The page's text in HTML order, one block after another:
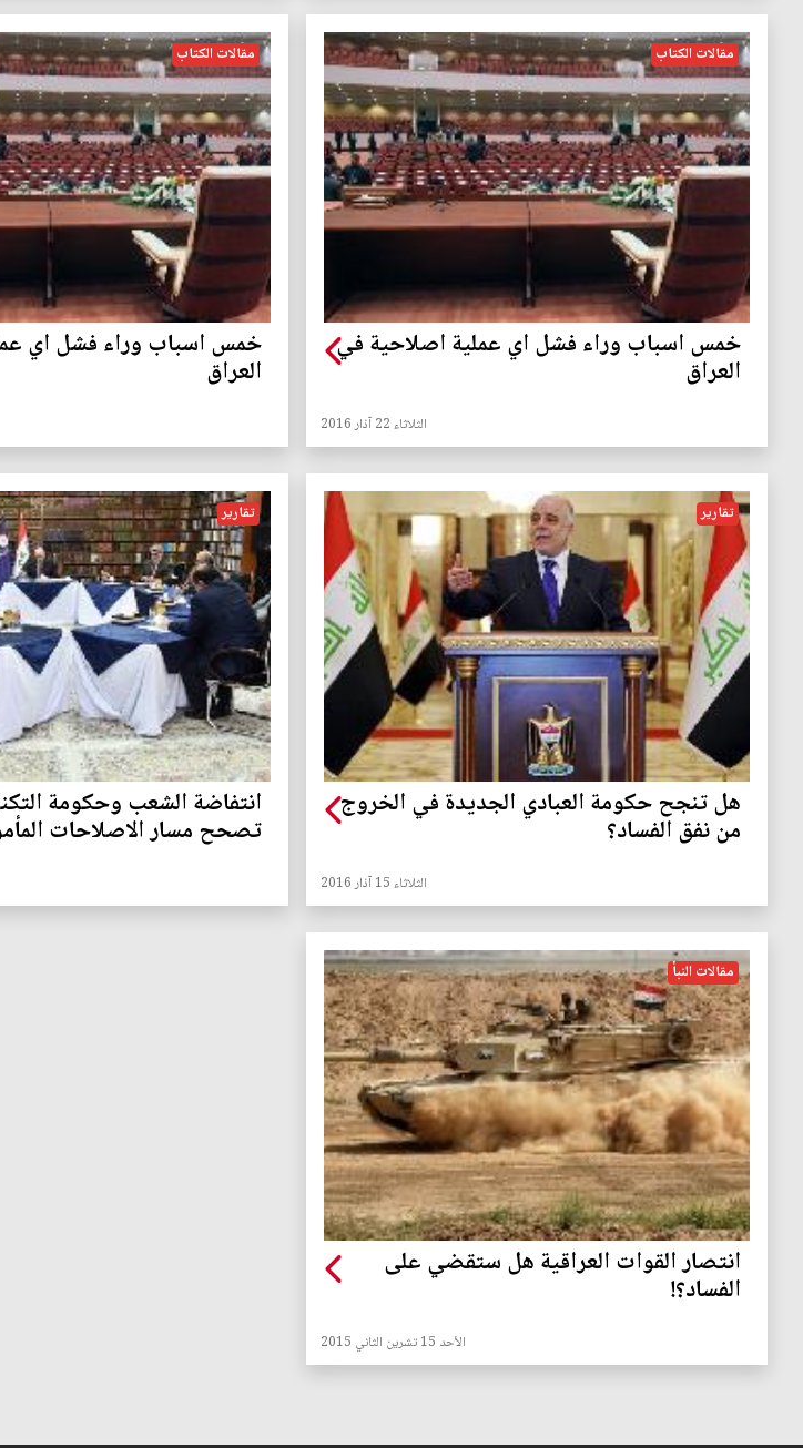
مقالات الكتاب
خمس اسباب وراء فشل اي عملية اصلاحية في
العراق
الثلاثاء 22 آذار 2016
مقالات الكتاب
خمس اسباب وراء فشل اي
العراق
تقارير
هل تنجح حكومة العبادي الجديدة في الخروج
من نفق الفساد؟
الثلاثاء 15 آذار 2016
تقارير
انتفاضة الشعب وحكومة
تصحح مسار الاصلاحات
مقالات النبأ
انتصار القوات العراقية هل ستقضي على
الفساد؟!
الأحد 15 تشرين الثاني 2015